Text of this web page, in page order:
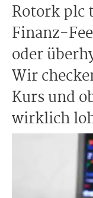
Rotork plc
Finanz-
oder
Wir
Kurs und
wirklich